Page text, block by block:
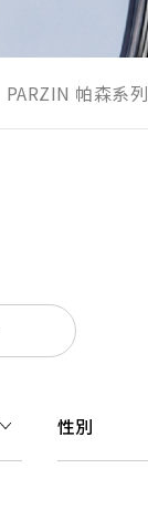
PARZIN 帕森系列
性別